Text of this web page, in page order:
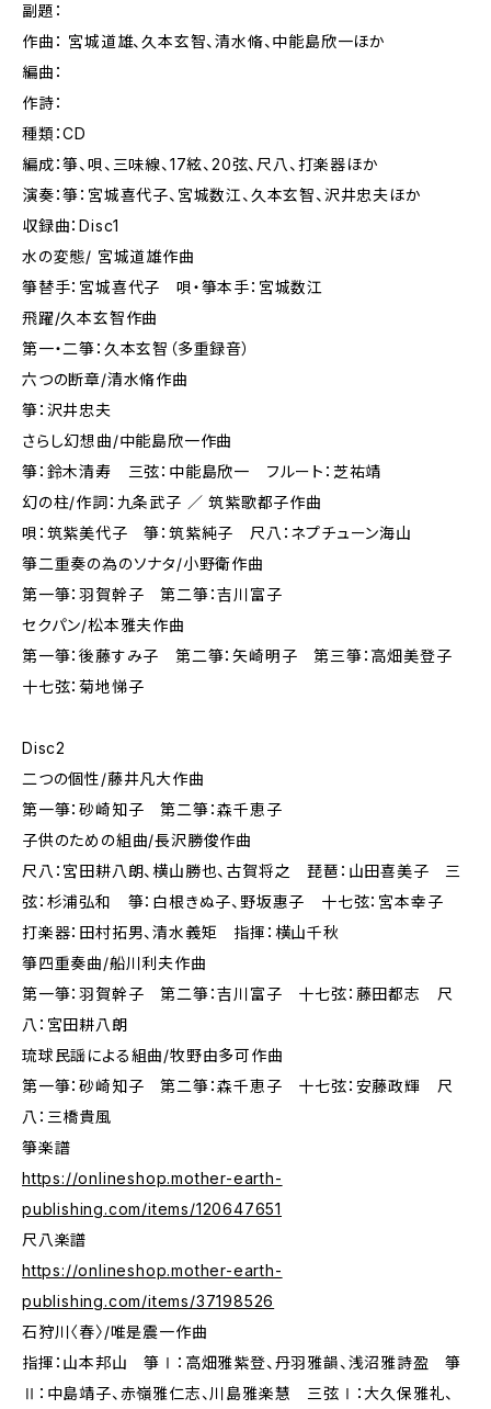
副題：
作曲： 宮城道雄、久本玄智、清水脩、中能島欣一ほか
編曲：
作詩：
種類：CD
編成：箏、唄、三味線、17絃、20弦、尺八、打楽器ほか
演奏：箏：宮城喜代子、宮城数江、久本玄智、沢井忠夫ほか
収録曲：Disc1
水の変態/ 宮城道雄作曲
箏替手：宮城喜代子 唄・箏本手：宮城数江
飛躍/久本玄智作曲
第一・二箏：久本玄智（多重録音）
六つの断章/清水脩作曲
箏：沢井忠夫
さらし幻想曲/中能島欣一作曲
箏：鈴木清寿 三弦：中能島欣一 フルート：芝祐靖
幻の柱/作詞：九条武子 ／ 筑紫歌都子作曲
唄：筑紫美代子 箏：筑紫純子 尺八：ネプチューン海山
箏二重奏の為のソナタ/小野衛作曲
第一箏：羽賀幹子 第二箏：吉川富子
セクパン/松本雅夫作曲
第一箏：後藤すみ子 第二箏：矢崎明子 第三箏：高畑美登子
十七弦：菊地悌子
Disc2
二つの個性/藤井凡大作曲
第一箏：砂崎知子 第二箏：森千恵子
子供のための組曲/長沢勝俊作曲
尺八：宮田耕八朗、横山勝也、古賀将之 琵琶：山田喜美子 三
弦：杉浦弘和 箏：白根きぬ子、野坂惠子 十七弦：宮本幸子
打楽器：田村拓男、清水義矩 指揮：横山千秋
箏四重奏曲/船川利夫作曲
第一箏：羽賀幹子 第二箏：吉川富子 十七弦：藤田都志 尺
八：宮田耕八朗
琉球民謡による組曲/牧野由多可作曲
第一箏：砂崎知子 第二箏：森千恵子 十七弦：安藤政輝 尺
八：三橋貴風
箏楽譜
https://onlineshop.mother-earth-
publishing.com/items/120647651
尺八楽譜
https://onlineshop.mother-earth-
publishing.com/items/37198526
石狩川〈春〉/唯是震一作曲
指揮：山本邦山 箏Ⅰ：高畑雅紫登、丹羽雅韻、浅沼雅詩盈 箏
Ⅱ：中島靖子、赤嶺雅仁志、川島雅楽慧 三弦Ⅰ：大久保雅礼、